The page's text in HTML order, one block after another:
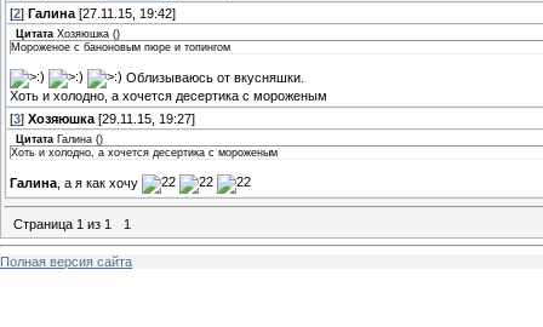
[2] Галина [27.11.15, 19:42]
Цитата Хозяюшка ()
Мороженое с баноновым пюре и топингом
Облизываюсь от вкусняшки.
Хоть и холодно, а хочется десертика с мороженым
[3] Хозяюшка [29.11.15, 19:27]
Цитата Галина ()
Хоть и холодно, а хочется десертика с мороженым
Галина , а я как хочу
Страница 1 из 1 1
Полная версия сайта